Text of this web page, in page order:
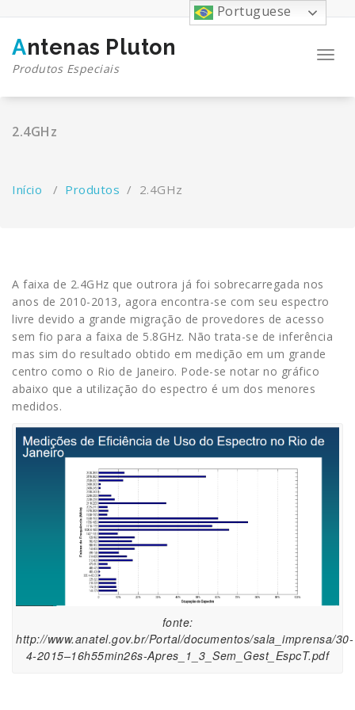
para
conteúdoAntenas Pluton
Produtos Especiais
2.4GHz
Início / Produtos / 2.4GHz
A faixa de 2.4GHz que outrora já foi sobrecarregada nos
anos de 2010-2013, agora encontra-se com seu espectro
livre devido a grande migração de provedores de acesso
sem fio para a faixa de 5.8GHz. Não trata-se de inferência
mas sim do resultado obtido em medição em um grande
centro como o Rio de Janeiro. Pode-se notar no gráfico
abaixo que a utilização do espectro é um dos menores
medidos.
fonte:
http://www.anatel.gov.br/Portal/documentos/sala_imprensa/30-
4-2015–16h55min26s-Apres_1_3_Sem_Gest_EspcT.pdf
Portuguese